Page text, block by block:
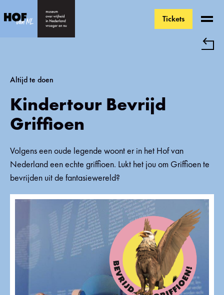
Tickets
Altijd te doen
Kindertour Bevrijd
Griffioen
Volgens een oude legende woont er in het Hof van
Nederland een echte griffioen. Lukt het jou om Griffioen te
bevrijden uit de fantasiewereld?